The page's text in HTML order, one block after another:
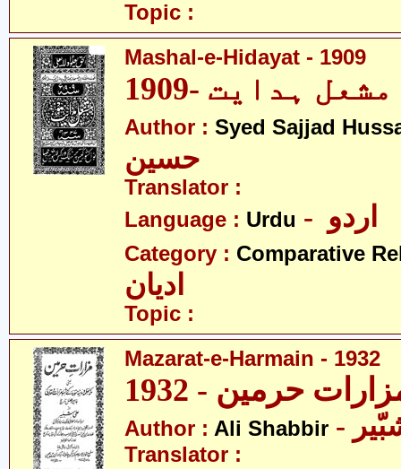
Topic :
Mashal-e-Hidayat - 1909
مشعل ہدایت -1909
Author : Syed Sajjad
حسین
Translator :
Language : Urdu
Category : Comparative
ادیان
Topic :
Mazarat-e-Harmain - 1932
Author : Ali Shabbir
Translator :